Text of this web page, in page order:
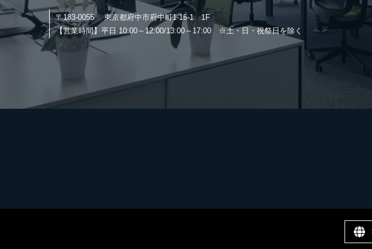
〒183-0055東京都府中市府中町1-16-1 1F
【営業時間】 平日 10:00～12:00/13:00～17:00 ※土・日・祝祭日を除く